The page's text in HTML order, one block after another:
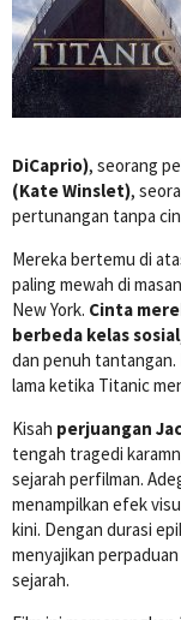
DiCaprio), seorang
(Kate Winslet),
pertunangan tanpa
Mereka bertemu di
paling mewah di
New York. Cinta
berbeda kelas sosial
dan penuh
lama ketika Titanic
Kisah perjuangan
tengah tragedi
sejarah perfilman.
menampilkan efek
kini. Dengan durasi
menyajikan
sejarah.